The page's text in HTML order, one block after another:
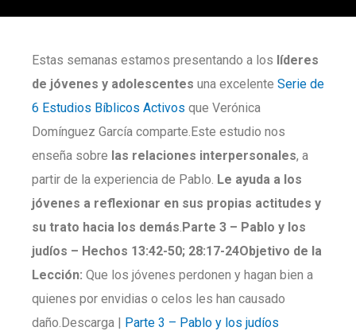
Estas semanas estamos presentando a los líderes
de jóvenes y adolescentes una excelente Serie de
6 Estudios Bíblicos Activos que Verónica
Domínguez García comparte.Este estudio nos
enseña sobre las relaciones interpersonales, a
partir de la experiencia de Pablo. Le ayuda a los
jóvenes a reflexionar en sus propias actitudes y
su trato hacia los demás.Parte 3 – Pablo y los
judíos – Hechos 13:42-50; 28:17-24Objetivo de la
Lección: Que los jóvenes perdonen y hagan bien a
quienes por envidias o celos les han causado
daño.Descarga | Parte 3 – Pablo y los judíos